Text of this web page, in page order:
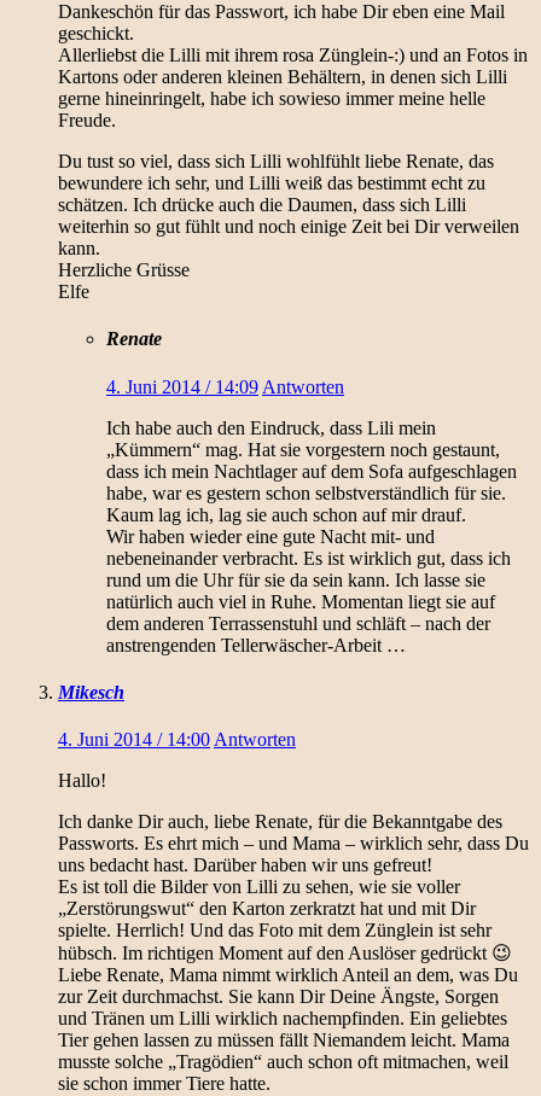
Dankeschön für das Passwort, ich habe Dir eben eine Mail
geschickt.
Allerliebst die Lilli mit ihrem rosa Zünglein-:) und an Fotos in
Kartons oder anderen kleinen Behältern, in denen sich Lilli
gerne hineinringelt, habe ich sowieso immer meine helle
Freude.
Du tust so viel, dass sich Lilli wohlfühlt liebe Renate, das
bewundere ich sehr, und Lilli weiß das bestimmt echt zu
schätzen. Ich drücke auch die Daumen, dass sich Lilli
weiterhin so gut fühlt und noch einige Zeit bei Dir verweilen
kann.
Herzliche Grüsse
Elfe
Renate
4. Juni 2014 / 14:09 Antworten
Ich habe auch den Eindruck, dass Lili mein
„Kümmern“ mag. Hat sie vorgestern noch gestaunt,
dass ich mein Nachtlager auf dem Sofa aufgeschlagen
habe, war es gestern schon selbstverständlich für sie.
Kaum lag ich, lag sie auch schon auf mir drauf.
Wir haben wieder eine gute Nacht mit- und
nebeneinander verbracht. Es ist wirklich gut, dass ich
rund um die Uhr für sie da sein kann. Ich lasse sie
natürlich auch viel in Ruhe. Momentan liegt sie auf
dem anderen Terrassenstuhl und schläft – nach der
anstrengenden Tellerwäscher-Arbeit …
Mikesch
4. Juni 2014 / 14:00 Antworten
Hallo!
Ich danke Dir auch, liebe Renate, für die Bekanntgabe des
Passworts. Es ehrt mich – und Mama – wirklich sehr, dass Du
uns bedacht hast. Darüber haben wir uns gefreut!
Es ist toll die Bilder von Lilli zu sehen, wie sie voller
„Zerstörungswut“ den Karton zerkratzt hat und mit Dir
spielte. Herrlich! Und das Foto mit dem Zünglein ist sehr
hübsch. Im richtigen Moment auf den Auslöser gedrückt 😉
Liebe Renate, Mama nimmt wirklich Anteil an dem, was Du
zur Zeit durchmachst. Sie kann Dir Deine Ängste, Sorgen
und Tränen um Lilli wirklich nachempfinden. Ein geliebtes
Tier gehen lassen zu müssen fällt Niemandem leicht. Mama
musste solche „Tragödien“ auch schon oft mitmachen, weil
sie schon immer Tiere hatte.